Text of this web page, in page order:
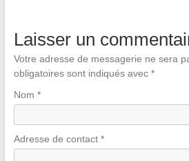
Laisser un
Votre adresse de messagerie ne sera
obligatoires sont indiqués avec *
Nom *
Adresse de contact *